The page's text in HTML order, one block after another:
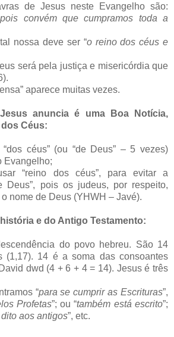
de Jesus neste Evangelho são:
convém que cumpramos toda a
nossa deve ser “o reino dos céus e
será pela justiça e misericórdia que
aparece muitas vezes.
anuncia é uma Boa Notícia,
Céus:
céus” (ou “de Deus” – 5 vezes)
Evangelho;
“reino dos céus”, para evitar a
Deus”, pois os judeus, por respeito,
nome de Deus (YHWH – Javé).
e do Antigo Testamento:
do povo hebreu. São 14
(1,17). 14 é a soma das consoantes
dwd (4 + 6 + 4 = 14). Jesus é três
“para se cumprir as Escrituras”,
Profetas”; ou “também está escrito”;
aos antigos”, etc.